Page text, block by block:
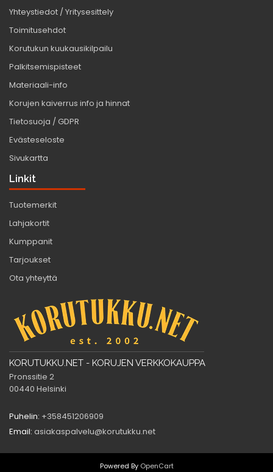
Yhteystiedot / Yritysesittely
Toimitusehdot
Korutukun kuukausikilpailu
Palkitsemispisteet
Materiaali-info
Korujen kaiverrus info ja hinnat
Tietosuoja / GDPR
Evästeseloste
Sivukartta
Linkit
Tuotemerkit
Lahjakortit
Kumppanit
Tarjoukset
Ota yhteyttä
KORUTUKKU.NET - KORUJEN VERKKOKAUPPA
Pronssitie 2
00440 Helsinki
Puhelin: +358451206909
Email: asiakaspalvelu@korutukku.net
Powered By OpenCart